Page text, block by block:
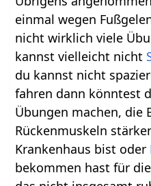
einmal wegen
nicht wirklich viele
kannst vielleicht nicht
du kannst nicht
fahren dann könntest
Übungen machen, die
Rückenmuskeln
Krankenhaus bist oder
bekommen hast für